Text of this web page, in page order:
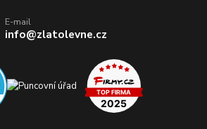
E-mail
info@zlatolevne.cz